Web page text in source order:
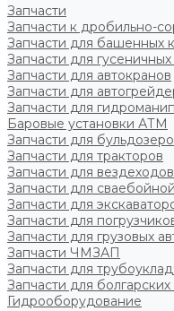
Запчасти
Запчасти к дробильно-
Запчасти для башенных
Запчасти для
Запчасти для автокранов
Запчасти для
Запчасти для
Баровые установки АТМ
Запчасти для
Запчасти для тракторов
Запчасти для вездеходов
Запчасти для
Запчасти для
Запчасти для
Запчасти для грузовых
Запчасти ЧМЗАП
Запчасти для
Запчасти для
Гидрооборудование